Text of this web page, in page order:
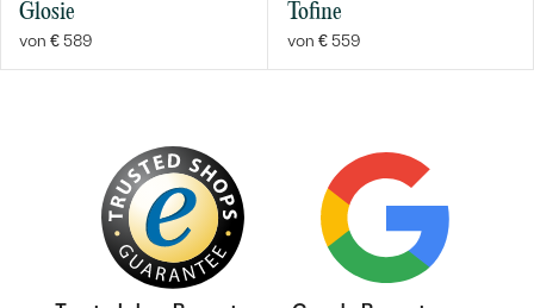
Glosie
von € 589
Tofine
von € 559